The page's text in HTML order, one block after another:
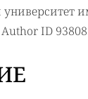
ID